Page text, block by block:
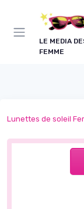
LE MEDIA
FEMME
Lunettes de soleil